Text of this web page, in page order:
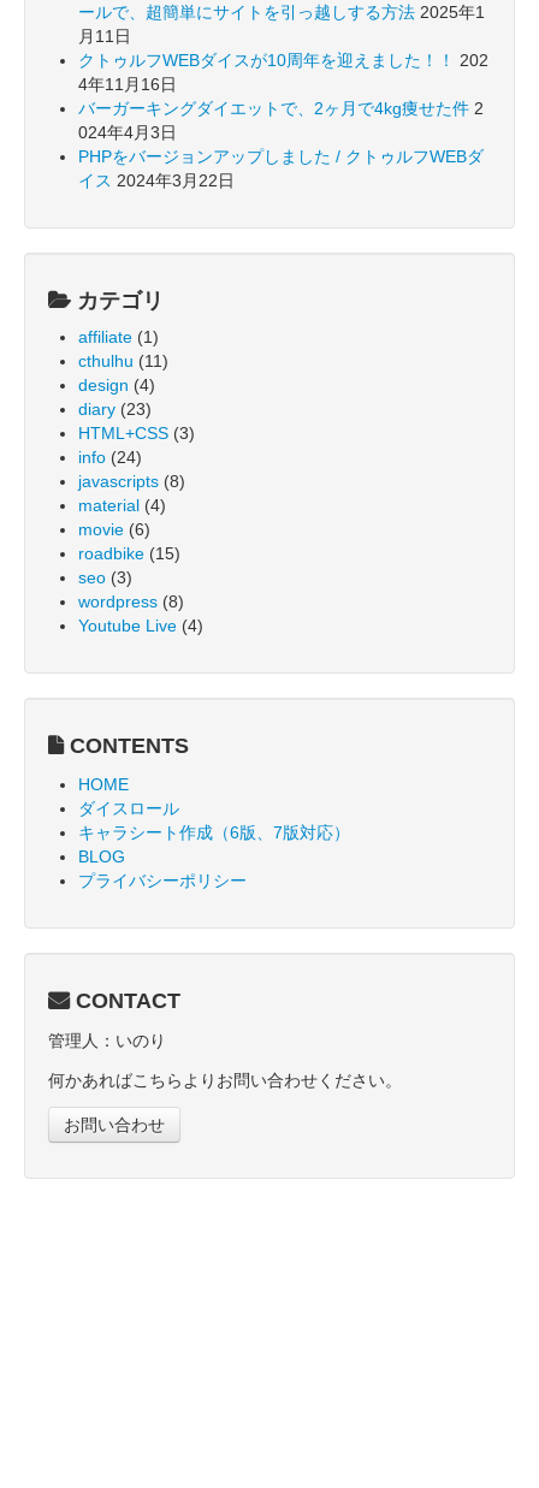
ールで、超簡単にサイトを引っ越しする方法 2025年1
月11日
クトゥルフWEBダイスが10周年を迎えました！！
202
4年11月16日
バーガーキングダイエットで、2ヶ月で4kg痩せた件 2
024年4月3日
PHPをバージョンアップしました / クトゥルフWEBダ
イス 2024年3月22日
カテゴリ
affiliate (1)
cthulhu (11)
design (4)
diary (23)
HTML+CSS (3)
info (24)
javascripts (8)
material (4)
movie (6)
roadbike (15)
seo (3)
wordpress (8)
Youtube Live (4)
CONTENTS
HOME
ダイスロール
キャラシート作成（6版、7版対応）
BLOG
プライバシーポリシー
CONTACT
管理人：いのり
何かあればこちらよりお問い合わせください。
お問い合わせ